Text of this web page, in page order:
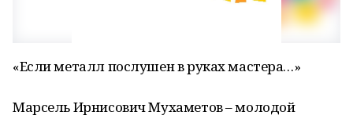
«Если металл послушен в руках мастера…»
Марсель Ирнисович Мухаметов – молодой